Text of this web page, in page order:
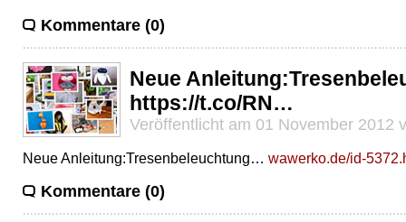
Kommentare (0)
Neue
https://t.co/RN…
Veröffentlicht am 01 November 2012
Neue Anleitung:Tresenbeleuchtung… wawerko.de/id-
Kommentare (0)